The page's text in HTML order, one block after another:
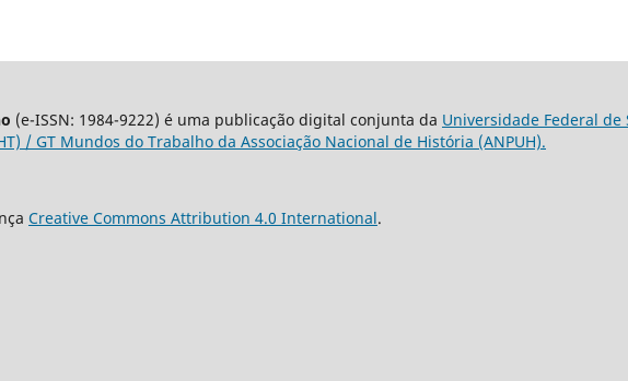
(e-ISSN: 1984-9222) é uma publicação digital conjunta da Universidade Federal de
/ GT Mundos do Trabalho da Associação Nacional de História (ANPUH).
Creative Commons Attribution 4.0 International.